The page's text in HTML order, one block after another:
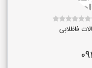
فاظلابی